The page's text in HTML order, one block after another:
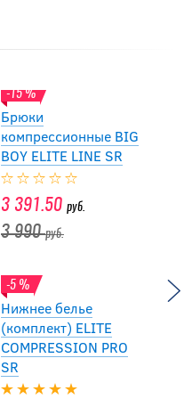
-15 %
Брюки
компрессионные BIG
BOY ELITE LINE SR
3 391.50 руб.
3 990руб.
-5 %
Нижнее белье
(комплект) ELITE
COMPRESSION PRO
SR